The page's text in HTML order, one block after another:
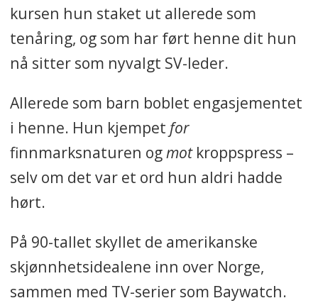
Familie: Alenemor til
en gutt på 9 år.
og politiker.
Aktuell: Nyvalgt leder
i Sosialistisk Venstreparti.
kursen hun staket ut allerede som
tenåring, og som har ført henne dit hun
nå sitter som nyvalgt SV-leder.
Allerede som barn boblet engasjementet
i henne. Hun kjempet for
finnmarksnaturen ogmotkroppspress –
selv om det var et ord hun aldri hadde
hørt.
På 90-tallet skyllet de amerikanske
skjønnhetsidealene inn over Norge,
sammen med TV-serier som Baywatch.